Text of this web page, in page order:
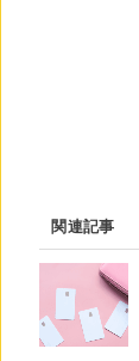
関連記事